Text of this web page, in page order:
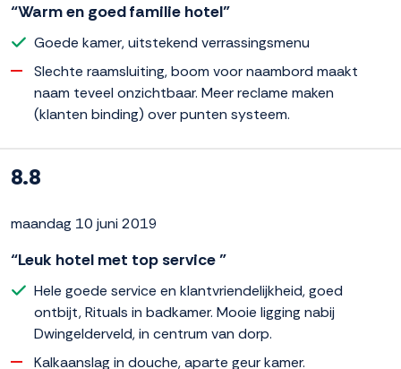
“Warm en goed familie hotel”
Goede kamer, uitstekend verrassingsmenu
Slechte raamsluiting, boom voor naambord maakt
naam teveel onzichtbaar. Meer reclame maken
(klanten binding) over punten systeem.
8.8
maandag 10 juni 2019
“Leuk hotel met top service ”
Hele goede service en klantvriendelijkheid, goed
ontbijt, Rituals in badkamer. Mooie ligging nabij
Dwingelderveld, in centrum van dorp.
Kalkaanslag in douche, aparte geur kamer.